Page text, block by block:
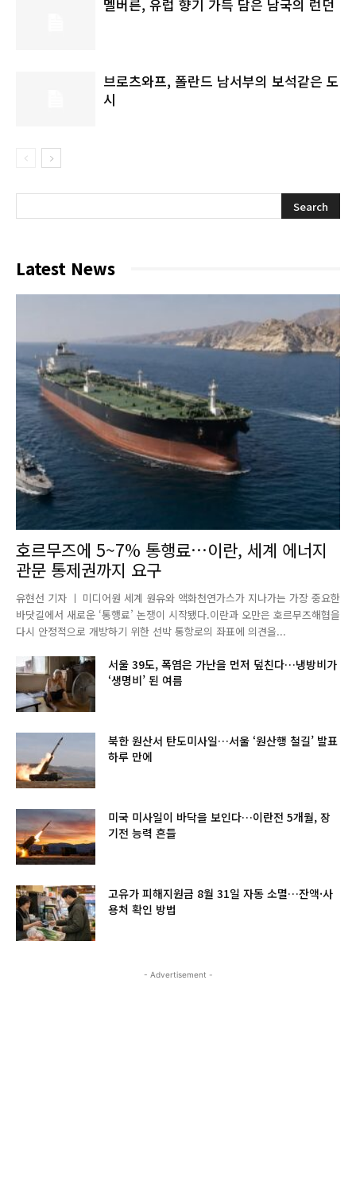
멜버른, 유럽 향기 가득 담은 남국의 런던
브로츠와프, 폴란드 남서부의 보석같은 도
시
Latest News
호르무즈에 5~7% 통행료…이란, 세계 에너지
관문 통제권까지 요구
유현선 기자 ㅣ 미디어원 세계 원유와 액화천연가스가 지나가는 가장 중요한
바닷길에서 새로운 ‘통행료’ 논쟁이 시작됐다.이란과 오만은 호르무즈해협을
다시 안정적으로 개방하기 위한 선박 통항로의 좌표에 의견을...
서울 39도, 폭염은 가난을 먼저 덮친다…냉방비가
‘생명비’ 된 여름
북한 원산서 탄도미사일…서울 ‘원산행 철길’ 발표
하루 만에
미국 미사일이 바닥을 보인다…이란전 5개월, 장
기전 능력 흔들
고유가 피해지원금 8월 31일 자동 소멸…잔액·사
용처 확인 방법
- Advertisement -